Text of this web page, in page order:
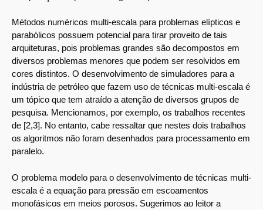
Métodos numéricos multi-escala para problemas elípticos e
parabólicos possuem potencial para tirar proveito de tais
arquiteturas, pois problemas grandes são decompostos em
diversos problemas menores que podem ser resolvidos em
cores distintos. O desenvolvimento de simuladores para a
indústria de petróleo que fazem uso de técnicas multi-escala é
um tópico que tem atraído a atenção de diversos grupos de
pesquisa. Mencionamos, por exemplo, os trabalhos recentes
de [2,3]. No entanto, cabe ressaltar que nestes dois trabalhos
os algoritmos não foram desenhados para processamento em
paralelo.
O problema modelo para o desenvolvimento de técnicas multi-
escala é a equação para pressão em escoamentos
monofásicos em meios porosos. Sugerimos ao leitor a